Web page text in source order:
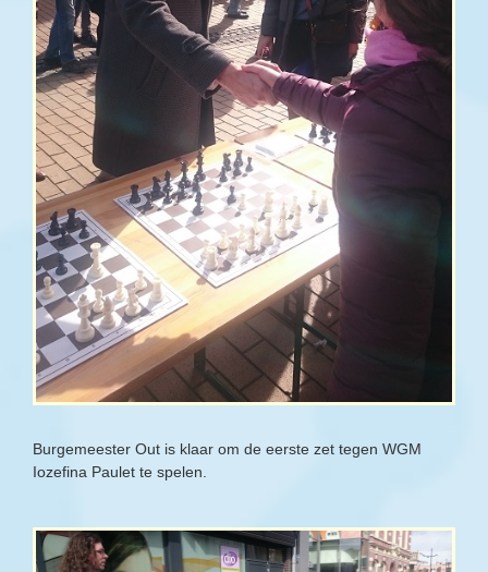
Burgemeester Out is klaar om de eerste zet tegen WGM
Iozefina Paulet te spelen.